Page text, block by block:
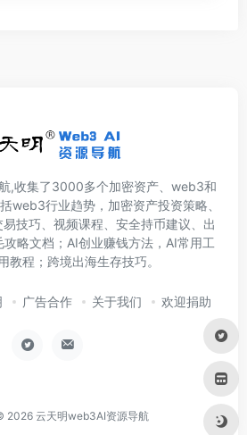
,收集了3000多个加密资产、web3和
web3行业趋势，加密资产投资策略、
技巧、视频课程、安全持币建议、出
略文档；AI创业赚钱方法，AI常用工
教程；跨境出海生存技巧。
广告合作 关于我们 欢迎捐助
2026 云天明web3AI资源导航